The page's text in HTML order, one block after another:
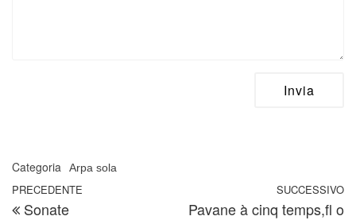
Categoria Arpa sola
Navigazione articoli
Articolo precedente
PRECEDENTE
Sonate
SUCCESSIVO
Pavane à cinq temps,fl o